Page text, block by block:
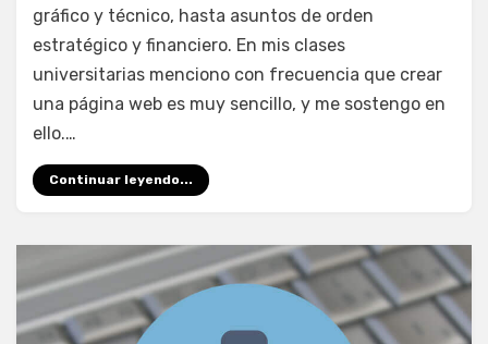
sitio
periodístico
gráfico y técnico, hasta asuntos de orden
estratégico y financiero. En mis clases
universitarias menciono con frecuencia que crear
una página web es muy sencillo, y me sostengo en
ello.…
Continuar leyendo...